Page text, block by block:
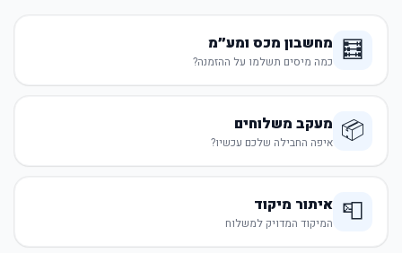
🧮 מחשבון מכס ומע״מ
כמה מיסים תשלמו על ההזמנה?
📦 מעקב משלוחים
איפה החבילה שלכם עכשיו?
📮 איתור מיקוד
המיקוד המדויק למשלוח